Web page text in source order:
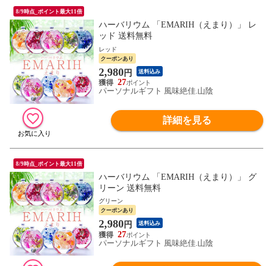
8/9時点_ポイント最大11倍
ハーバリウム 「EMARIH（えまり）」 レ
ッド 送料無料
レッド
クーポンあり
2,980円 送料込み
27
パーソナルギフト 風味絶佳.山陰
詳細を見る
8/9時点_ポイント最大11倍
ハーバリウム 「EMARIH（えまり）」 グ
リーン 送料無料
グリーン
クーポンあり
2,980円 送料込み
27
パーソナルギフト 風味絶佳.山陰